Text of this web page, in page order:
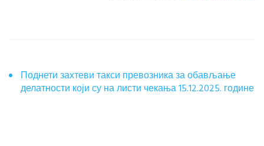
Поднети захтеви такси превозника за обављање
делатности који су на листи чекања 15.12.2025. године